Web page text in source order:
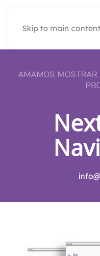
Skip to main content
AMAMOS MOSTRAR